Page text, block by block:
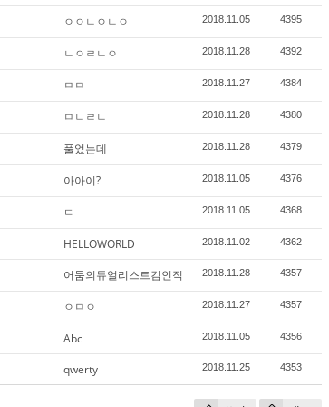
ㅇㅇㄴㅇㄴㅇ 2018.11.05 4395
ㄴㅇㄹㄴㅇ 2018.11.28 4392
ㅁㅁ 2018.11.27 4384
ㅁㄴㄹㄴ 2018.11.28 4380
풀었는데 2018.11.28 4379
아아이? 2018.11.05 4376
ㄷ 2018.11.05 4368
HELLOWORLD 2018.11.02 4362
어둠의듀얼리스트김인직 2018.11.28 4357
ㅇㅁㅇ 2018.11.27 4357
Abc 2018.11.05 4356
qwerty 2018.11.25 4353